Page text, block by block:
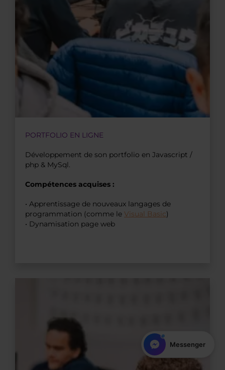
PORTFOLIO EN LIGNE
Développement de son portfolio en Javascript /
php & MySql.
Compétences acquises :
• Apprentissage de nouveaux langages de
programmation (comme le Visual Basic)
• Dynamisation page web
WhatsApp